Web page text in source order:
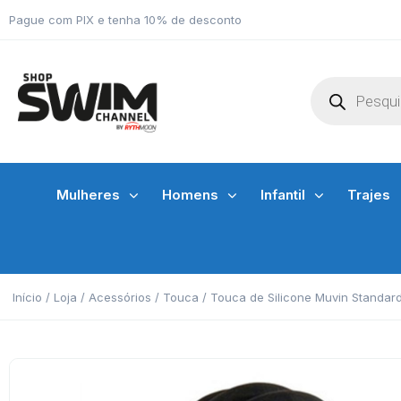
Pague com PIX e tenha 10% de desconto
Mulheres Homens Infantil Trajes
Início / Loja / Acessórios / Touca / Touca de Silicone Muvin